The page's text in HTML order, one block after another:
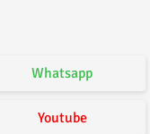
Whatsapp
Youtube